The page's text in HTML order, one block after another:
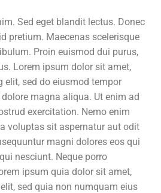
Sed eget blandit lectus. Donec
pretium. Maecenas scelerisque
Proin euismod dui purus,
Lorem ipsum dolor sit amet,
elit, sed do eiusmod tempor
magna aliqua. Ut enim ad
exercitation. Nemo enim
voluptas sit aspernatur aut odit
magni dolores eos qui
nesciunt. Neque porro
ipsum quia dolor sit amet,
sed quia non numquam eius